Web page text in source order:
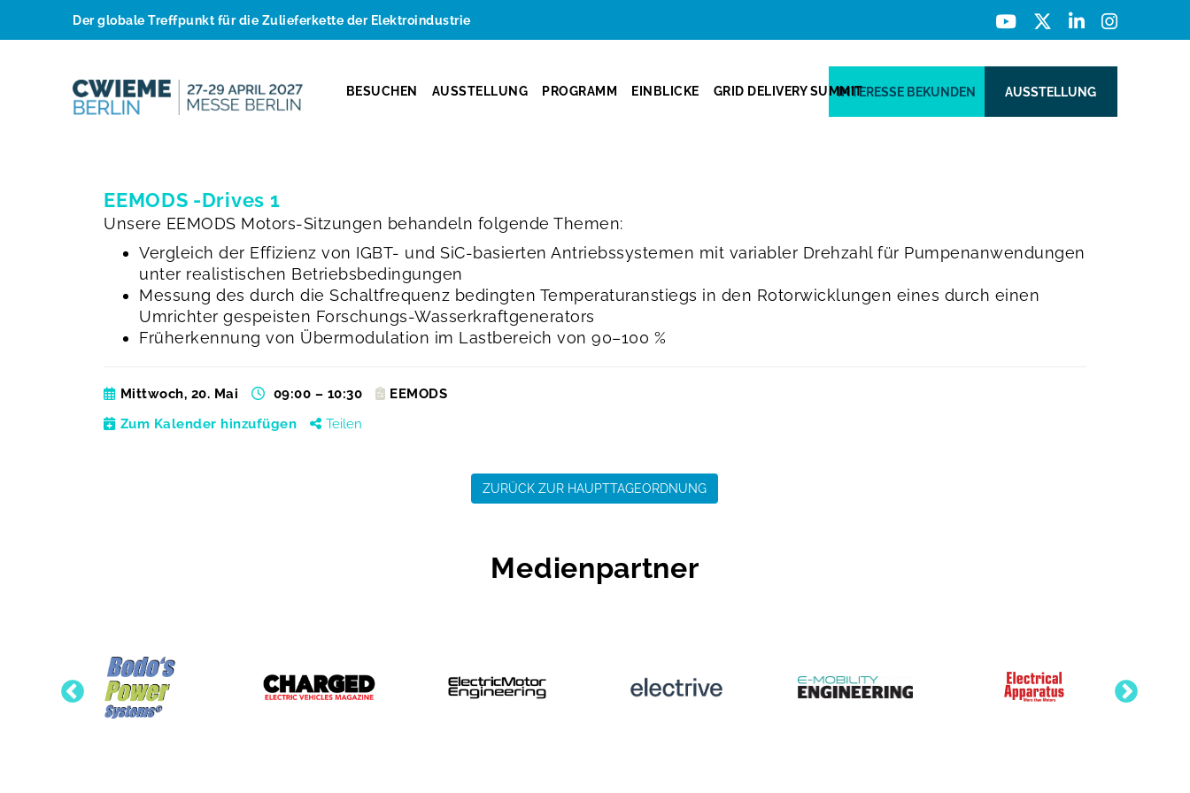
Der globale Treffpunkt für die Zulieferkette der Elektroindustrie
BESUCHEN AUSSTELLUNG PROGRAMM EINBLICKE GRID DELIVERY SUMMITINTERESSE BEKUNDEN AUSSTELLUNG
EEMODS -Drives 1
Unsere EEMODS Motors-Sitzungen behandeln folgende Themen:
Vergleich der Effizienz von IGBT- und SiC-basierten Antriebssystemen mit variabler Drehzahl für Pumpenanwendungen
unter realistischen Betriebsbedingungen
Messung des durch die Schaltfrequenz bedingten Temperaturanstiegs in den Rotorwicklungen eines durch einen
Umrichter gespeisten Forschungs-Wasserkraftgenerators
Früherkennung von Übermodulation im Lastbereich von 90–100 %
Mittwoch, 20. Mai 09:00 – 10:30
EEMODS
Zum Kalender hinzufügen
Teilen
ZURÜCK ZUR HAUPTTAGEORDNUNG
Medienpartner